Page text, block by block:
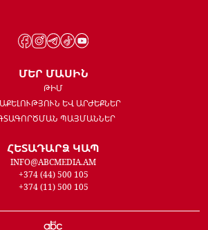
ՄԵՐ ՄԱՍԻՆ
ԹԻՄ
ԵՎ ԱՐԺԵՔՆԵՐ
ՊԱՅՄԱՆՆԵՐ
ՀԵՏԱԴԱՐՁ ԿԱՊ
INFO@ABCMEDIA.AM
+374 (44) 500 105
+374 (11) 500 105